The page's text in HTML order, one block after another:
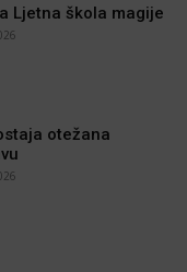
Ljetna škola magije
otežana